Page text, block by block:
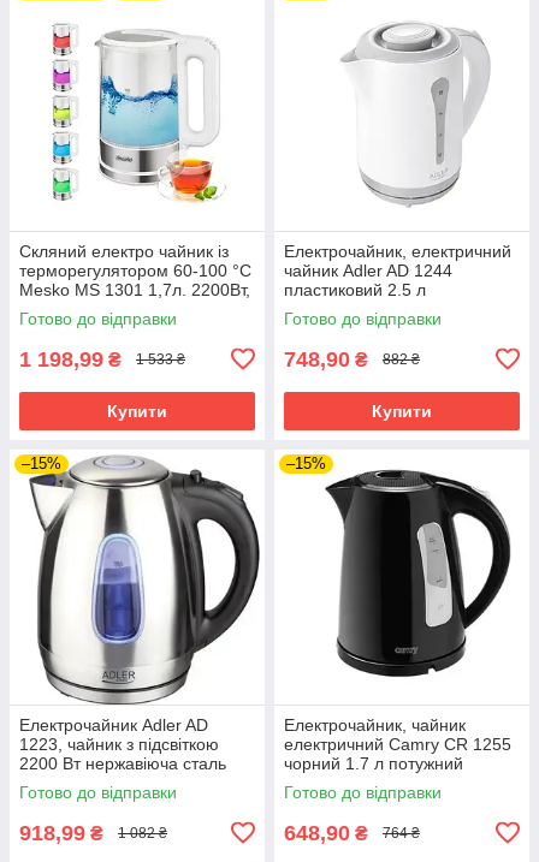
Скляний електро чайник із
терморегулятором 60-100 °С
Mesko MS 1301 1,7л. 2200Вт,
Звуковий сигнал Білий
Готово до відправки
1 198,99 ₴ 1 533 ₴
Купити
Електрочайник, електричний
чайник Adler AD 1244
пластиковий 2.5 л
Готово до відправки
748,90 ₴ 882 ₴
Купити
–15%
Електрочайник Adler AD
1223, чайник з підсвіткою
2200 Вт нержавіюча сталь
Готово до відправки
918,99 ₴ 1 082 ₴
–15%
Електрочайник, чайник
електричний Camry CR 1255
чорний 1.7 л потужний
Готово до відправки
648,90 ₴ 764 ₴